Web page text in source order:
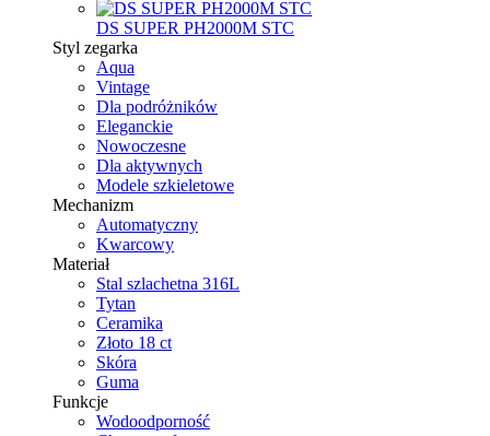
DS SUPER PH2000M STC
Styl zegarka
Aqua
Vintage
Dla podróżników
Eleganckie
Nowoczesne
Dla aktywnych
Modele szkieletowe
Mechanizm
Automatyczny
Kwarcowy
Materiał
Stal szlachetna 316L
Tytan
Ceramika
Złoto 18 ct
Skóra
Guma
Funkcje
Wodoodporność